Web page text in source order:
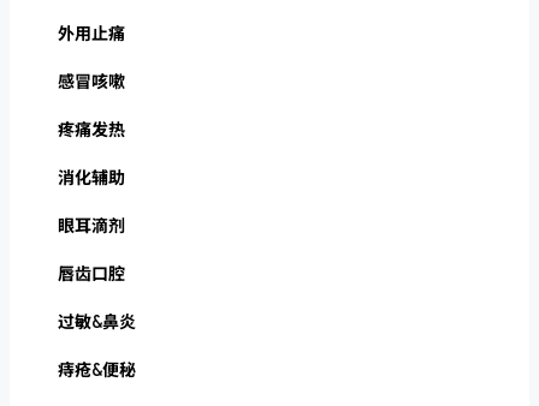
外用止痛
感冒咳嗽
疼痛发热
消化辅助
眼耳滴剂
唇齿口腔
过敏&鼻炎
痔疮&便秘